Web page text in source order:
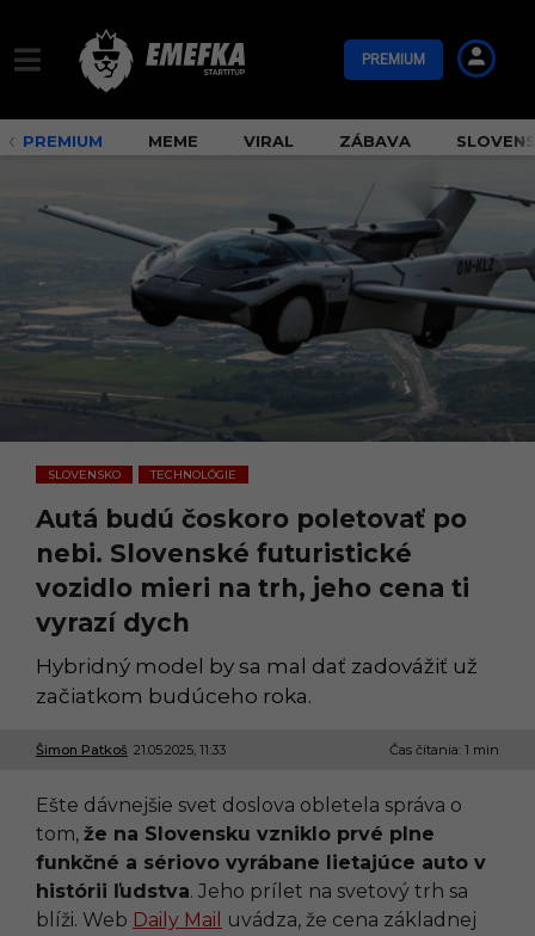
PREMIUM
PREMIUM MEME VIRAL ZÁBAVA
SLOVENSKO
,
TECHNOLÓGIE
Autá budú čoskoro poletovať po
nebi. Slovenské futuristické
vozidlo mieri na trh, jeho cena ti
vyrazí dych
Hybridný model by sa mal dať zadovážiť už
začiatkom budúceho roka.
Šimon Patkoš 21.05.2025, 11:33
2
0
5
.
2
0
2
5
Čas čítania: 1 min
Ešte dávnejšie svet doslova obletela správa o
tom, že na Slovensku vzniklo prvé plne
funkčné a sériovo vyrábane lietajúce auto v
histórii ľudstva. Jeho prílet na svetový trh sa
blíži. Web Daily Mail
uvádza, že cena základnej